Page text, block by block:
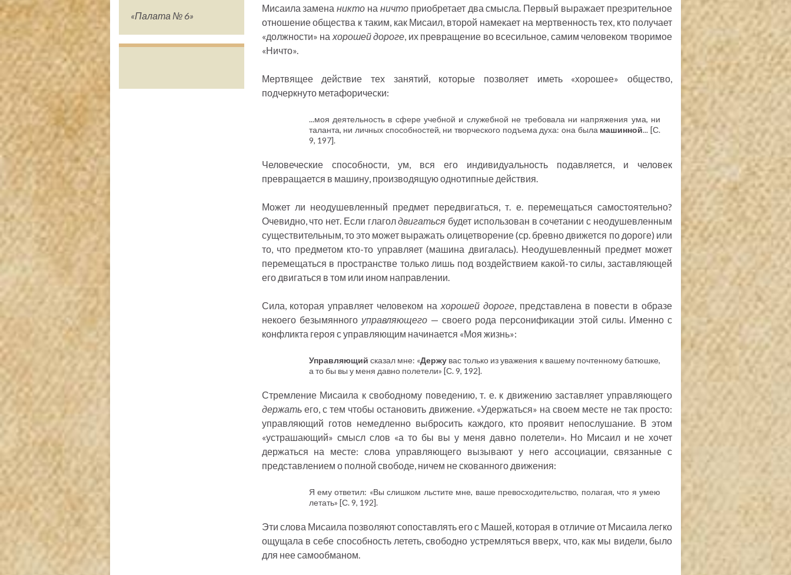
«Палата № 6»
Мисаила заменаникто на ничтоприобретает два смысла. Первый выражает презрительное
отношение общества к таким, как Мисаил, второй намекает на мертвенность тех, кто получает
«должности» на хорошей дороге, их превращение во всесильное, самим человеком творимое
«Ничто».
Мертвящее действие тех занятий, которые позволяет иметь «хорошее» общество,
подчеркнуто метафорически:
...моя деятельность в сфере учебной и служебной не требовала ни напряжения ума, ни
таланта, ни личных способностей, ни творческого подъема духа: она была машинной... [С.
9, 197].
Человеческие способности, ум, вся его индивидуальность подавляется, и человек
превращается в машину, производящую однотипные действия.
Может ли неодушевленный предмет передвигаться, т. е. перемещаться самостоятельно?
Очевидно, что нет. Если глаголдвигаться будет использован в сочетании с неодушевленным
существительным, то это может выражать олицетворение (ср. бревно движется по дороге) или
то, что предметом кто-то управляет (машина двигалась). Неодушевленный предмет может
перемещаться в пространстве только лишь под воздействием какой-то силы, заставляющей
его двигаться в том или ином направлении.
Сила, которая управляет человеком нахорошей дороге, представлена в повести в образе
некоего безымянного управляющего— своего рода персонификации этой силы. Именно с
конфликта героя с управляющим начинается «Моя жизнь»:
Управляющий сказал мне: «Держувас только из уважения к вашему почтенному батюшке,
а то бы вы у меня давно полетели» [С. 9, 192].
Стремление Мисаила к свободному поведению, т. е. к движению заставляет управляющего
держатьего, с тем чтобы остановить движение. «Удержаться» на своем месте не так просто:
управляющий готов немедленно выбросить каждого, кто проявит непослушание. В этом
«устрашающий» смысл слов «а то бы вы у меня давно полетели». Но Мисаил и не хочет
держаться на месте: слова управляющего вызывают у него ассоциации, связанные с
представлением о полной свободе, ничем не скованного движения:
Я ему ответил: «Вы слишком льстите мне, ваше превосходительство, полагая, что я умею
летать» [С. 9, 192].
Эти слова Мисаила позволяют сопоставлять его с Машей, которая в отличие от Мисаила легко
ощущала в себе способность лететь, свободно устремляться вверх, что, как мы видели, было
для нее самообманом.